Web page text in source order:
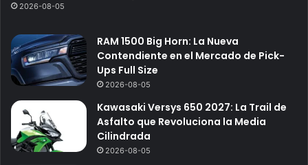
2026-08-05
RAM 1500 Big Horn: La Nueva
Contendiente en el Mercado de Pick-
Ups Full Size
2026-08-05
Kawasaki Versys 650 2027: La Trail de
Asfalto que Revoluciona la Media
Cilindrada
2026-08-05